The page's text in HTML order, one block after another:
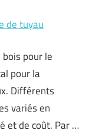
de tuyau
pour le
pour la
Différents
variés en
et de coût. Par …